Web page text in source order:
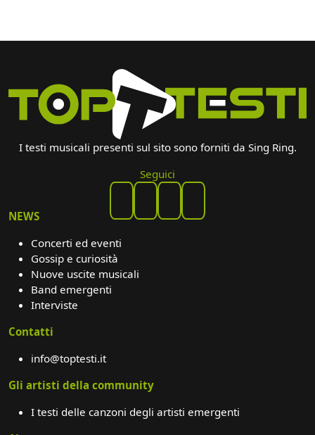
I testi musicali presenti sul sito sono forniti da Sing Ring.
Seguici
NEWS
Concerti ed eventi
Gossip e curiosità
Nuove uscite musicali
Band emergenti
Interviste
Contatti
info@toptesti.it
Gli artisti della community
I testi delle canzoni degli artisti emergenti